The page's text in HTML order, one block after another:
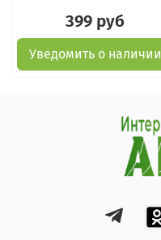
399 руб
Уведомить о наличии